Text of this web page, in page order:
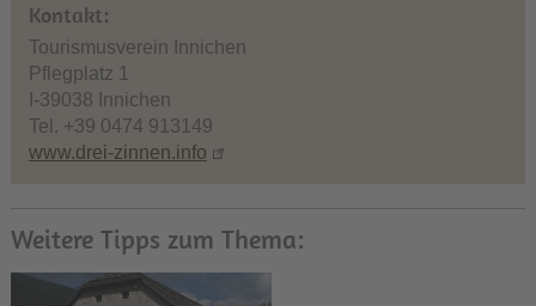
Kontakt:
Tourismusverein Innichen
Pflegplatz 1
I-39038 Innichen
Tel. +39 0474 913149
www.drei-zinnen.info
Weitere Tipps zum Thema: